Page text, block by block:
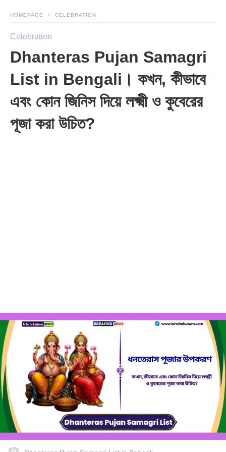
HOMEPAGE CELEBRATION
Celebration
Dhanteras Pujan Samagri
List in Bengali। কখন, কীভাবে
এবং কোন জিনিস দিয়ে লক্ষ্মী ও কুবেরের
পূজা করা উচিত?